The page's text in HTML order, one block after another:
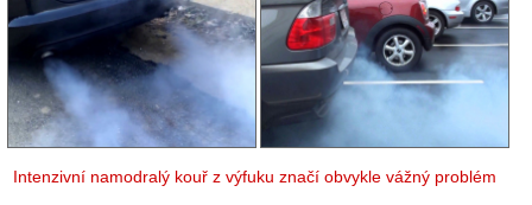
Intenzivní namodralý kouř z výfuku značí obvykle vážný problém